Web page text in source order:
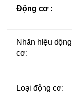
Động cơ :
Nhãn hiệu động
cơ:
Loại động cơ: